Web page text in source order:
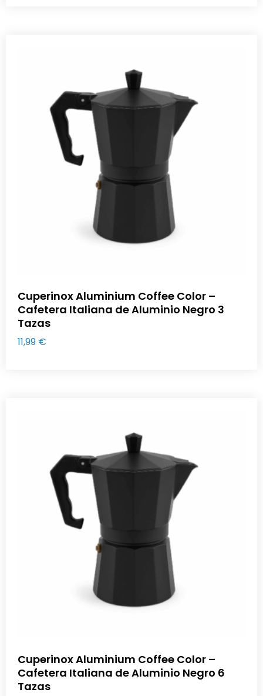
Cuperinox Aluminium Coffee Color –
Cafetera Italiana de Aluminio Negro 3
Tazas
11,99 €
Cuperinox Aluminium Coffee Color –
Cafetera Italiana de Aluminio Negro 6
Tazas